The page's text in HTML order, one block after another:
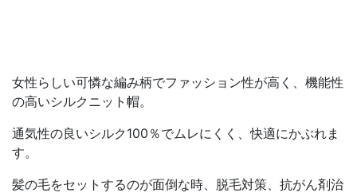
女性らしい可憐な編み柄でファッション性が高く、機能性
の高いシルクニット帽。
通気性の良いシルク100％でムレにくく、快適にかぶれま
す。
髪の毛をセットするのが面倒な時、脱毛対策、抗がん剤治